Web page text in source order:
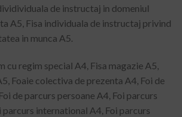
de instructaj in domeniul
A5, Fisa individuala de instructaj privind
in munca A5.
cu regim special A4, Fisa magazie A5,
Foaie colectiva de prezenta A4, Foi de
de parcurs persoane A4, Foi parcurs
parcurs international A4, Foi parcurs